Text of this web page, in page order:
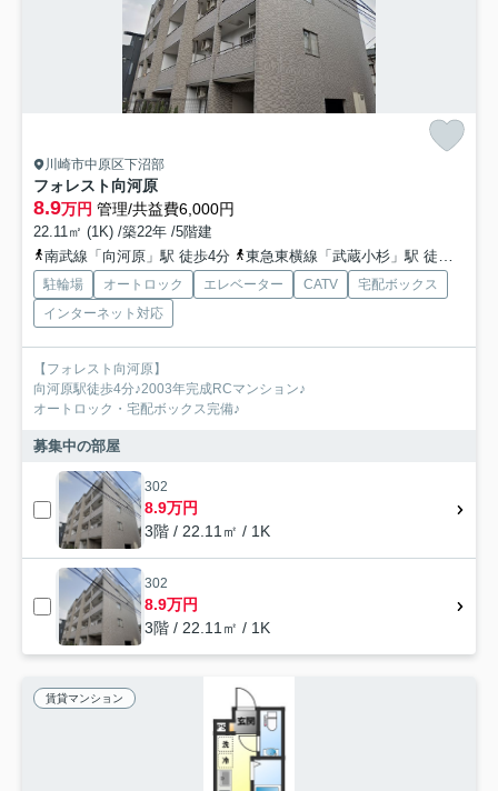
川崎市中原区下沼部
フォレスト向河原
8.9万円 管理/共益費6,000円
22.11㎡ (1K) /築22年 /5階建
南武線「向河原」駅 徒歩4分
東急東横線「武蔵小杉」駅 徒歩16分
駐輪場 オートロック エレベーター CATV
宅配ボックス
インターネット対応
【フォレスト向河原】
向河原駅徒歩4分♪2003年完成RCマンション♪
オートロック・宅配ボックス完備♪
募集中の部屋
302
8.9万円
3階 / 22.11㎡ / 1K
302
8.9万円
3階 / 22.11㎡ / 1K
賃貸マンション